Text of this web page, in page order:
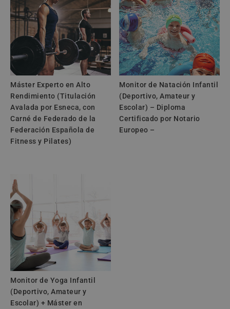
v
Máster Experto en Alto
Rendimiento (Titulación
Avalada por Esneca, con
Carné de Federado de la
Federación Española de
Fitness y Pilates)
Monitor de Natación Infantil
(Deportivo, Amateur y
Escolar) – Diploma
Certificado por Notario
Europeo –
Monitor de Yoga Infantil
(Deportivo, Amateur y
Escolar) + Máster en